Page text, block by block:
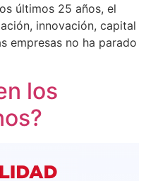
últimos 25 años, el
innovación, capital
empresas no ha parado
los